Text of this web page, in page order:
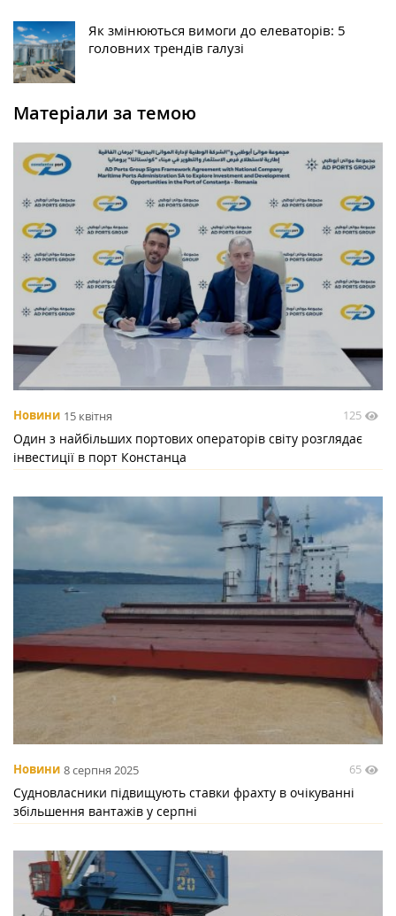
Як змінюються вимоги до елеваторів: 5
головних трендів галузі
Матеріали за темою
Новини 15 квітня 125
Один з найбільших портових операторів світу розглядає
інвестиції в порт Констанца
Новини 8 серпня 2025 65
Судновласники підвищують ставки фрахту в очікуванні
збільшення вантажів у серпні